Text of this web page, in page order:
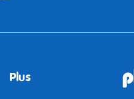
Plus